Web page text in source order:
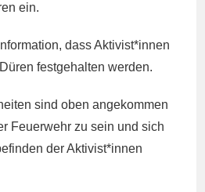
ein.
dass Aktivist*innen
festgehalten werden.
sind oben angekommen
Feuerwehr zu sein und sich
der Aktivist*innen